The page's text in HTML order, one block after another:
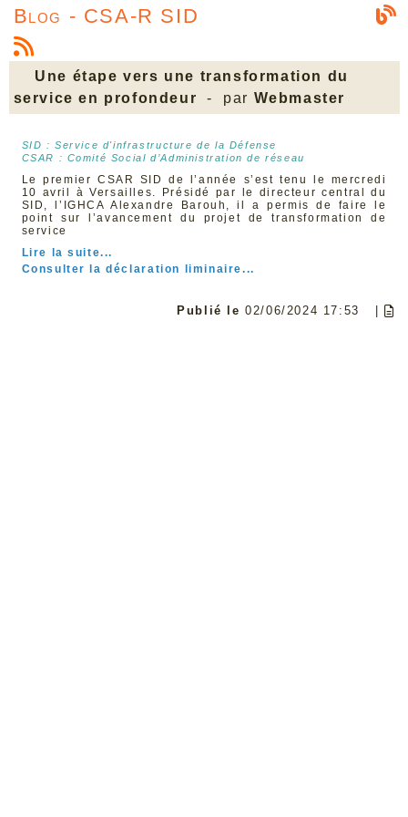
Blog - CSA-R SID
Une étape vers une transformation du
service en profondeur - par Webmaster
SID : Service d'infrastructure de la Défense
CSAR : Comité Social d’Administration de réseau
Le premier CSAR SID de l’année s’est tenu le mercredi
10 avril à Versailles. Présidé par le directeur central du
SID, l’IGHCA Alexandre Barouh, il a permis de faire le
point sur l’avancement du projet de transformation de
service
Lire la suite...
Consulter la déclaration liminaire...
Publié le02/06/2024 17:53